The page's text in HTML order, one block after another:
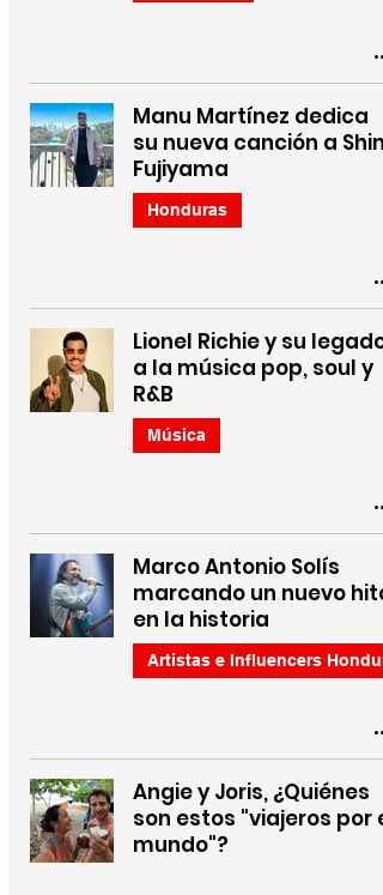
Manu Martínez dedica
su nueva canción a Shin
Fujiyama
Honduras
Lionel Richie y su legado
a la música pop, soul y
R&B
Música
Marco Antonio Solís
marcando un nuevo hito
en la historia
Angie y Joris, ¿Quiénes
son estos "viajeros por el
mundo"?